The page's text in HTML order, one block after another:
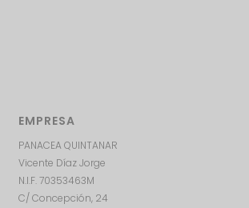
EMPRESA
PANACEA QUINTANAR
Vicente Díaz Jorge
N.I.F. 70353463M
C/ Concepción, 24